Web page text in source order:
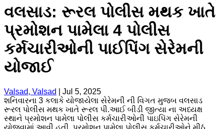
વલસાડ: રૂરલ પોલીસ મથક ખાતે
પ્રમોશન પામેલા 4 પોલીસ
કર્મચારીઓની પાઈપિંગ સેરેમની
યોજાઈ
Valsad, Valsad
Jul 5, 2025
શનિવારના 3 કલાકે યોજાયેલા સેરેમની ની વિગત મુજબ વલસાડ
રૂરલ પોલીસ મથક ખાતે રૂરલ પી.આઈ બીડી જીત્યા ના અધ્યક્ષ
સ્થાને પ્રમોશન પામેલા પોલીસ કર્મચારીઓની પાઇપિંગ સેરેમની
યોજવામાં આવી હતી. પ્રમોશન પામેલા પોલીસ કર્મચારીઓને મીઠું